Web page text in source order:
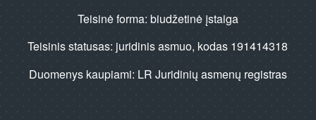
Teisinė forma: biudžetinė įstaiga
Teisinis statusas: juridinis asmuo, kodas 191414318
Duomenys kaupiami: LR Juridinių asmenų registras